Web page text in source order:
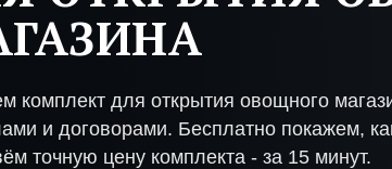
комплект для открытия овощного
и договорами. Бесплатно покажем,
точную цену комплекта - за 15 минут.